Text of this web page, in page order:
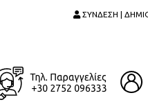
ΣΥΝΔΕΣΗ |